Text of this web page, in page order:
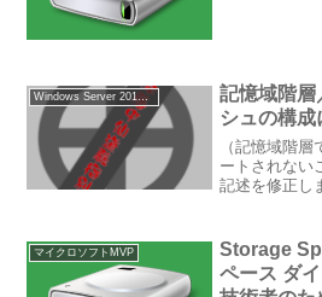
Windows Server 2012 R2
記憶域階層
シュの構
（記憶域階
ートされない
記述を修正し
で、記憶域階
マイクロソフトMVP
Storage
ペース ダ